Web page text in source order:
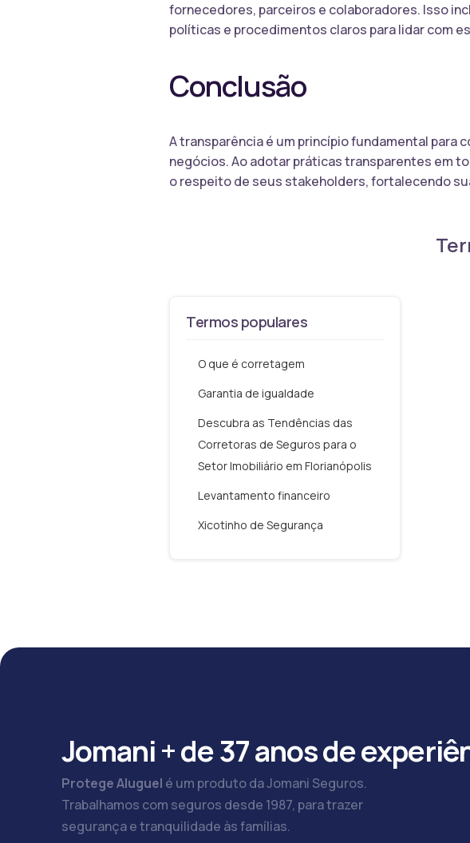
fornecedores, parceiros e colaboradores. Isso
políticas e procedimentos claros para lidar com
Conclusão
A transparência é um princípio fundamental
negócios. Ao adotar práticas transparentes em
o respeito de seus stakeholders, fortalecendo
Termos populares
O que é corretagem
Garantia de igualdade
Descubra as Tendências das
Corretoras de Seguros para o
Setor Imobiliário em Florianópolis
Levantamento financeiro
Xicotinho de Segurança
Jomani + de 37 anos de
Protege Aluguel é um produto da Jomani Seguros.
Trabalhamos com seguros desde 1987, para trazer
segurança e tranquilidade às famílias.